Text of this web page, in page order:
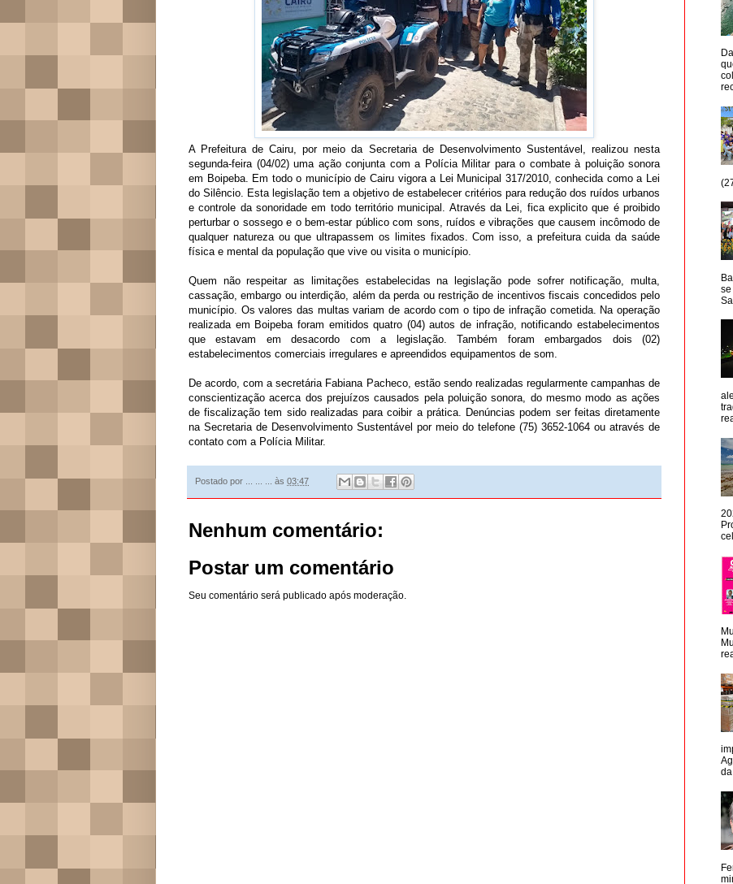
A Prefeitura de Cairu, por meio da Secretaria de Desenvolvimento Sustentável, realizou nesta
segunda-feira (04/02) uma ação conjunta com a Polícia Militar para o combate à poluição sonora
em Boipeba. Em todo o município de Cairu vigora a Lei Municipal 317/2010, conhecida como a Lei
do Silêncio. Esta legislação tem a objetivo de estabelecer critérios para redução dos ruídos urbanos
e controle da sonoridade em todo território municipal. Através da Lei, fica explicito que é proibido
perturbar o sossego e o bem-estar público com sons, ruídos e vibrações que causem incômodo de
qualquer natureza ou que ultrapassem os limites fixados. Com isso, a prefeitura cuida da saúde
física e mental da população que vive ou visita o município.
Quem não respeitar as limitações estabelecidas na legislação pode sofrer notificação, multa,
cassação, embargo ou interdição, além da perda ou restrição de incentivos fiscais concedidos pelo
município. Os valores das multas variam de acordo com o tipo de infração cometida. Na operação
realizada em Boipeba foram emitidos quatro (04) autos de infração, notificando estabelecimentos
que estavam em desacordo com a legislação. Também foram embargados dois (02)
estabelecimentos comerciais irregulares e apreendidos equipamentos de som.
De acordo, com a secretária Fabiana Pacheco, estão sendo realizadas regularmente campanhas de
conscientização acerca dos prejuízos causados pela poluição sonora, do mesmo modo as ações
de fiscalização tem sido realizadas para coibir a prática. Denúncias podem ser feitas diretamente
na Secretaria de Desenvolvimento Sustentável por meio do telefone (75) 3652-1064 ou através de
contato com a Polícia Militar.
Postado por às 03:47
Nenhum comentário:
Postar um comentário
Seu comentário será publicado após moderação.
se